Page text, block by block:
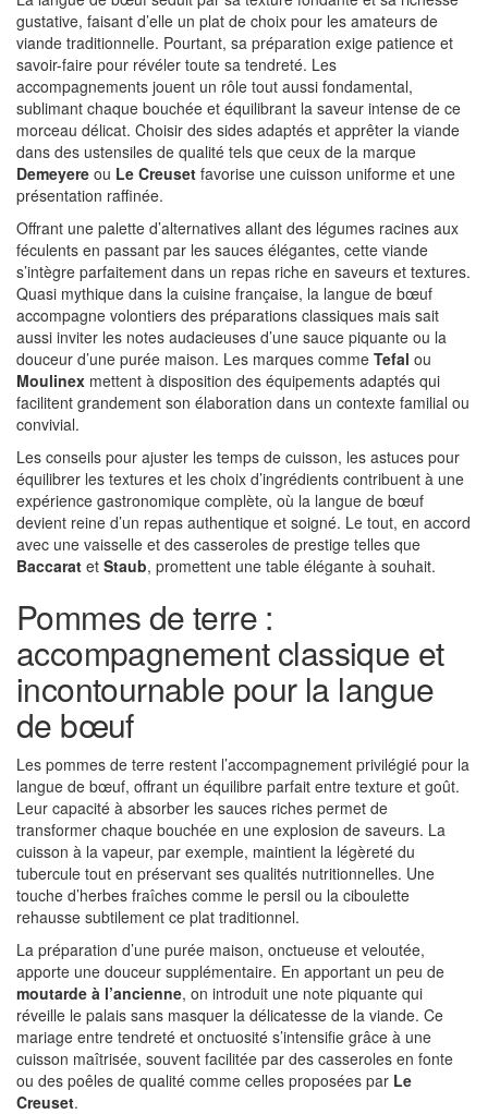
gustative, faisant d’elle un plat de choix pour les amateurs de
viande traditionnelle. Pourtant, sa préparation exige patience et
savoir-faire pour révéler toute sa tendreté. Les
accompagnements jouent un rôle tout aussi fondamental,
sublimant chaque bouchée et équilibrant la saveur intense de ce
morceau délicat. Choisir des sides adaptés et apprêter la viande
dans des ustensiles de qualité tels que ceux de la marque
Demeyere ou Le Creuset favorise une cuisson uniforme et une
présentation raffinée.
Offrant une palette d’alternatives allant des légumes racines aux
féculents en passant par les sauces élégantes, cette viande
s’intègre parfaitement dans un repas riche en saveurs et textures.
Quasi mythique dans la cuisine française, la langue de bœuf
accompagne volontiers des préparations classiques mais sait
aussi inviter les notes audacieuses d’une sauce piquante ou la
douceur d’une purée maison. Les marques comme Tefal ou
Moulinex mettent à disposition des équipements adaptés qui
facilitent grandement son élaboration dans un contexte familial ou
convivial.
Les conseils pour ajuster les temps de cuisson, les astuces pour
équilibrer les textures et les choix d’ingrédients contribuent à une
expérience gastronomique complète, où la langue de bœuf
devient reine d’un repas authentique et soigné. Le tout, en accord
avec une vaisselle et des casseroles de prestige telles que
Baccarat et Staub, promettent une table élégante à souhait.
Pommes de terre :
accompagnement classique et
incontournable pour la langue
de bœuf
Les pommes de terre restent l’accompagnement privilégié pour la
langue de bœuf, offrant un équilibre parfait entre texture et goût.
Leur capacité à absorber les sauces riches permet de
transformer chaque bouchée en une explosion de saveurs. La
cuisson à la vapeur, par exemple, maintient la légèreté du
tubercule tout en préservant ses qualités nutritionnelles. Une
touche d’herbes fraîches comme le persil ou la ciboulette
rehausse subtilement ce plat traditionnel.
La préparation d’une purée maison, onctueuse et veloutée,
apporte une douceur supplémentaire. En apportant un peu de
moutarde à l’ancienne, on introduit une note piquante qui
réveille le palais sans masquer la délicatesse de la viande. Ce
mariage entre tendreté et onctuosité s’intensifie grâce à une
cuisson maîtrisée, souvent facilitée par des casseroles en fonte
ou des poêles de qualité comme celles proposées par Le
Creuset.